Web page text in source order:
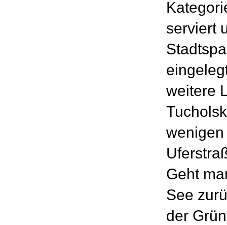
serviert
weitere
Geht
See
der